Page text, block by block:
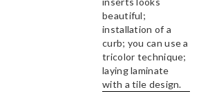
beautiful;
installation of a
curb; you can use a
tricolor technique;
laying laminate
with a tile design.